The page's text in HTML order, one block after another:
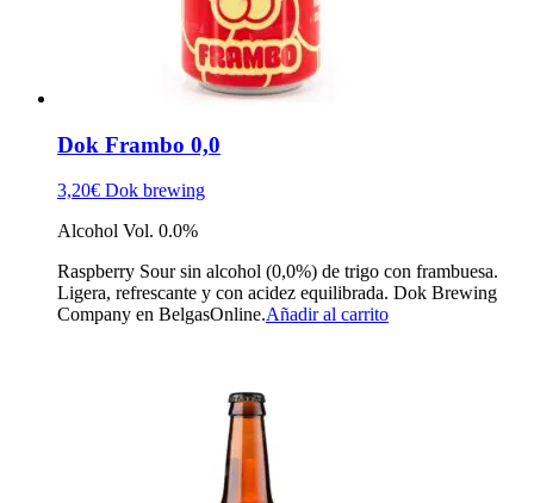
Dok Frambo 0,0
3,20€ Dok brewing
Alcohol Vol. 0.0%
Raspberry Sour sin alcohol (0,0%) de trigo con frambuesa.
Ligera, refrescante y con acidez equilibrada. Dok Brewing
Company en BelgasOnline.Añadir al carrito